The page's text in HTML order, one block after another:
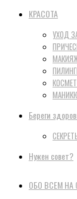
КРАСОТА
УХОД
Береги
Нужен совет?
ОБО ВСЕМ НА